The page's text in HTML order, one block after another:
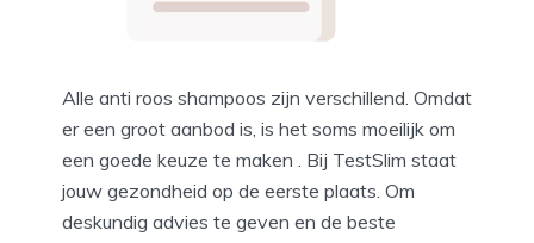
Alle anti roos shampoos zijn verschillend. Omdat
er een groot aanbod is, is het soms moeilijk om
een goede keuze te maken . Bij TestSlim staat
jouw gezondheid op de eerste plaats. Om
deskundig advies te geven en de beste